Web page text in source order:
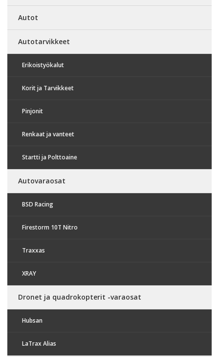
Autot
Autotarvikkeet
Erikoistyökalut
Korit ja Tarvikkeet
Pinjonit
Renkaat ja vanteet
Startti ja Polttoaine
Autovaraosat
BSD Racing
Firestorm 10T Nitro
Traxxas
XRAY
Dronet ja quadrokopterit -varaosat
Hubsan
LaTrax Alias